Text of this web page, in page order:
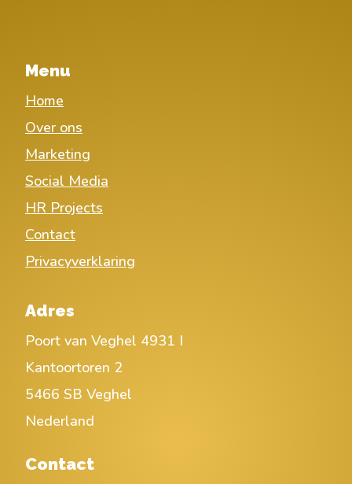
Menu
Home
Over ons
Marketing
Social Media
HR Projects
Contact
Privacyverklaring
Adres
Poort van Veghel 4931 I
Kantoortoren 2
5466 SB Veghel
Nederland
Contact